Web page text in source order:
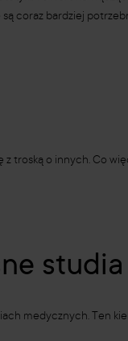
coraz bardziej
troską o innych. Co
medycznych. Ten